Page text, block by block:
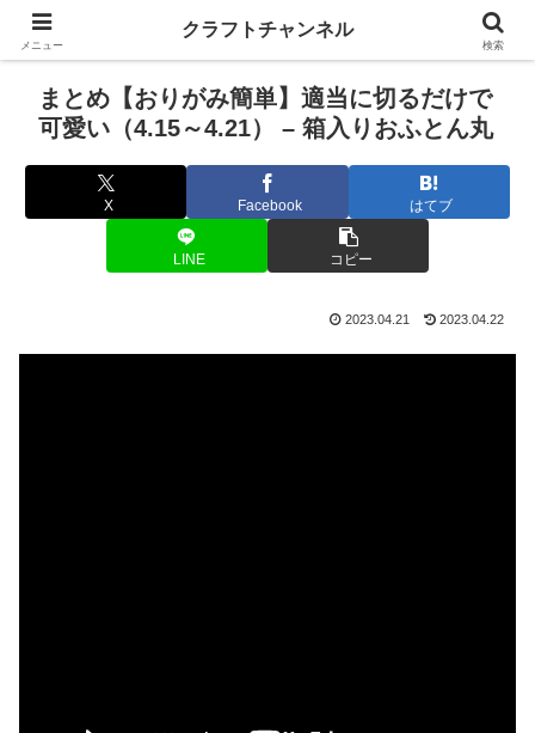
まとめ【おりがみ簡単】適当に切るだけで
可愛い（4.15～4.21） – 箱入りおふとん丸
X Facebook はてブ
LINE コピー
2023.04.21 2023.04.22
メニュー
クラフトチャンネル
検索